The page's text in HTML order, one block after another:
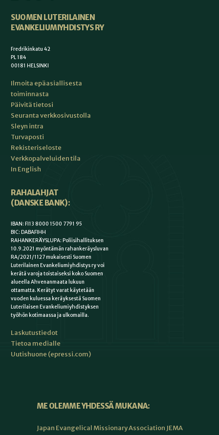
SUOMEN LUTERILAINEN
EVANKELIUMIYHDISTYS RY
Fredrikinkatu 42
PL 184
00181 HELSINKI
Ilmoita epäasiallisesta
toiminnasta
Päivitä tietosi
Seuranta verkkosivustolla
Sleyn intra
Turvaposti
Rekisteriseloste
Verkkopalveluiden tila
In English
RAHALAHJAT
(DANSKE BANK):
IBAN: FI13 8000 1500 7791 95
BIC: DABAFIHH
RAHANKERÄYSLUPA: Poliisihallituksen
10.9.2021 myöntämän rahankeräysluvan
RA/2021/1127 mukaisesti Suomen
Luterilainen Evankeliumiyhdistys ry voi
kerätä varoja toistaiseksi koko Suomen
alueella Ahvenanmaata lukuun
ottamatta. Kerätyt varat käytetään
vuoden kuluessa keräyksestä Suomen
Luterilaisen Evankeliumiyhdistyksen
työhön kotimaassa ja ulkomailla.
Laskutustiedot
Tietoa medialle
Uutishuone (epressi.com)
ME OLEMME YHDESSÄ MUKANA:
Japan Evangelical Missionary Association JEMA